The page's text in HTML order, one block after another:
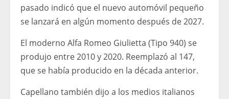
pasado indicó que el nuevo automóvil pequeño
se lanzará en algún momento después de 2027.
El moderno Alfa Romeo Giulietta (Tipo 940) se
produjo entre 2010 y 2020. Reemplazó al 147,
que se había producido en la década anterior.
Capellano también dijo a los medios italianos